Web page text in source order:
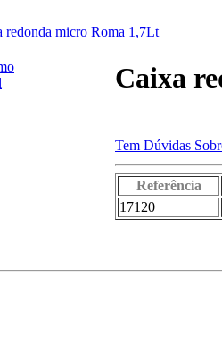
Prato Salada 1/2 Lua Balde C/
redonda micro Roma 1,7Lt
Caixa
Tem Dúvidas
Referência
17120